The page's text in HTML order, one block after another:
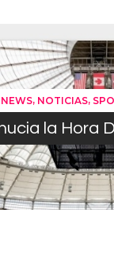
NEWS, NOTICIAS,
la Hora